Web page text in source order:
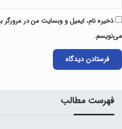
ذخیره نام، ایمیل و وبسایت من در مرورگر
می‌نویسم.
فهرست مطالب